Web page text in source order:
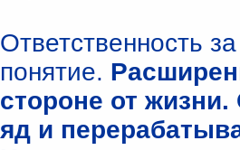
Ответственность
понятие.
стороне от
яд и